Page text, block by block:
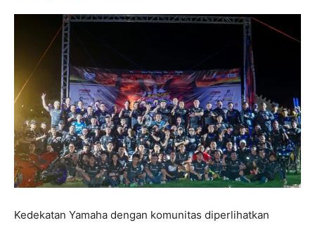
Kedekatan Yamaha dengan komunitas diperlihatkan